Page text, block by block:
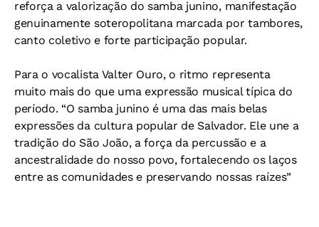
reforça a valorização do samba junino, manifestação
genuinamente soteropolitana marcada por tambores,
canto coletivo e forte participação popular.
Para o vocalista Valter Ouro, o ritmo representa
muito mais do que uma expressão musical típica do
período. “O samba junino é uma das mais belas
expressões da cultura popular de Salvador. Ele une a
tradição do São João, a força da percussão e a
ancestralidade do nosso povo, fortalecendo os laços
entre as comunidades e preservando nossas raízes”